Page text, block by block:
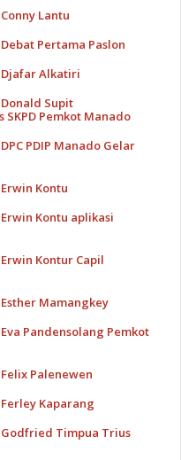
Lantu
Pertama Paslon
Alkatiri
Supit
Pemkot Manado
PDIP Manado Gelar
Kontu
Kontu aplikasi
Kontur Capil
Mamangkey
Pandensolang Pemkot
Palenewen
Kaparang
Timpua Trius